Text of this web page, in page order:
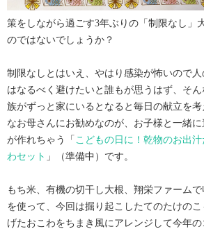
策をしながら過ごす3年ぶりの「制限なし」
のではないでしょうか？
制限なしとはいえ、やはり感染が怖いので
はなるべく避けたいと誰もが思うはず、そ
族がずっと家にいるとなると毎日の献立を
なお母さんにお勧めなのが、お子様と一緒に
が作れちゃう「 こどもの日に！乾物のお出
わセット 」（準備中）です。
もち米、有機の切干し大根、翔栄ファーム
を使って、今回は掘り起こしたてのたけの
げたおこわをちまき風にアレンジして今年